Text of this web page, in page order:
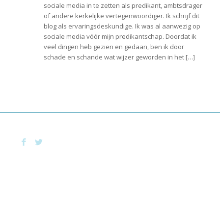
sociale media in te zetten als predikant, ambtsdrager
of andere kerkelijke vertegenwoordiger. Ik schrijf dit
blog als ervaringsdeskundige. Ik was al aanwezig op
sociale media vóór mijn predikantschap. Doordat ik
veel dingen heb gezien en gedaan, ben ik door
schade en schande wat wijzer geworden in het […]